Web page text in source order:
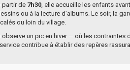
partir de 7h30 , elle accueille les enfants
ou à la lecture d’albums. Le soir, la
ou loin du village.
observe un pic en hiver — où les
contribue à établir des repères